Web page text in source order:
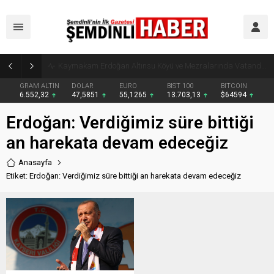
GRAM ALTIN
6.552,32
DOLAR
47,5851
EURO
55,1265
BIST 100
13.703,13
BITCOIN
$64594
Erdoğan: Verdiğimiz süre bittiği
an harekata devam edeceğiz
Anasayfa
Etiket: Erdoğan: Verdiğimiz süre bittiği an harekata devam edeceğiz